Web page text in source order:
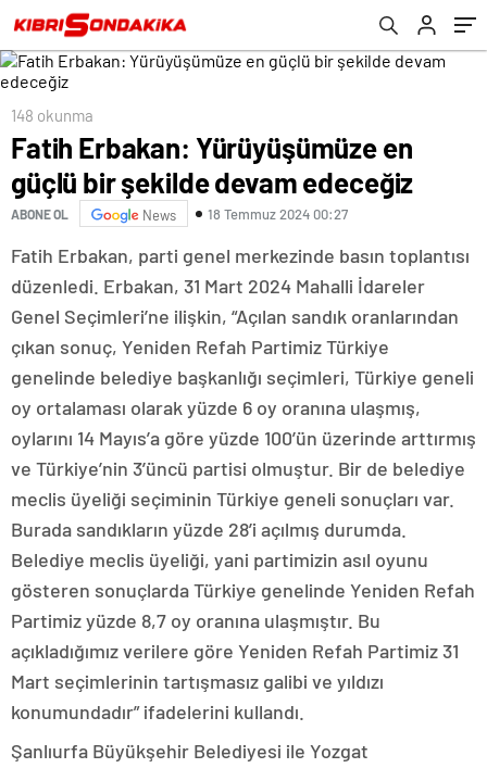
148 okunma
Fatih Erbakan: Yürüyüşümüze en
güçlü bir şekilde devam edeceğiz
ABONE OL News 18 Temmuz 2024 00:27
Fatih Erbakan, parti genel merkezinde basın toplantısı
düzenledi. Erbakan, 31 Mart 2024 Mahalli İdareler
Genel Seçimleri’ne ilişkin, “Açılan sandık oranlarından
çıkan sonuç, Yeniden Refah Partimiz Türkiye
genelinde belediye başkanlığı seçimleri, Türkiye geneli
oy ortalaması olarak yüzde 6 oy oranına ulaşmış,
oylarını 14 Mayıs’a göre yüzde 100’ün üzerinde arttırmış
ve Türkiye’nin 3’üncü partisi olmuştur. Bir de belediye
meclis üyeliği seçiminin Türkiye geneli sonuçları var.
Burada sandıkların yüzde 28’i açılmış durumda.
Belediye meclis üyeliği, yani partimizin asıl oyunu
gösteren sonuçlarda Türkiye genelinde Yeniden Refah
Partimiz yüzde 8,7 oy oranına ulaşmıştır. Bu
açıkladığımız verilere göre Yeniden Refah Partimiz 31
Mart seçimlerinin tartışmasız galibi ve yıldızı
konumundadır” ifadelerini kullandı.
Şanlıurfa Büyükşehir Belediyesi ile Yozgat